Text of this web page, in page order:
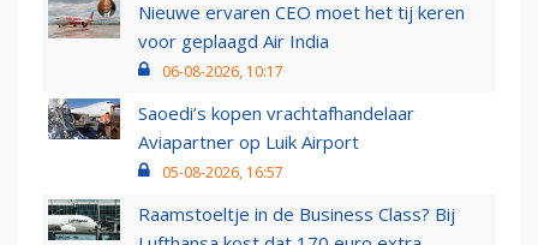
Nieuwe ervaren CEO moet het tij keren
voor geplaagd Air India
06-08-2026, 10:17
Saoedi’s kopen vrachtafhandelaar
Aviapartner op Luik Airport
05-08-2026, 16:57
Raamstoeltje in de Business Class? Bij